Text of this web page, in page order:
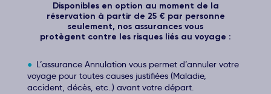
Disponibles en option au moment de la
réservation à partir de 25 € par personne
seulement, nos assurances vous
protègent contre les risques liés au voyage :
L’assurance Annulation vous permet d’annuler votre
voyage pour toutes causes justifiées (Maladie,
accident, décès, etc..) avant votre départ.